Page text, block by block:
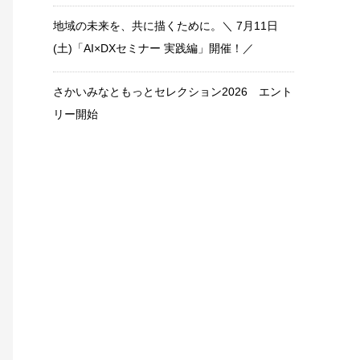
地域の未来を、共に描くために。＼ 7月11日
(土)「AI×DXセミナー 実践編」開催！／
さかいみなともっとセレクション2026 エント
リー開始